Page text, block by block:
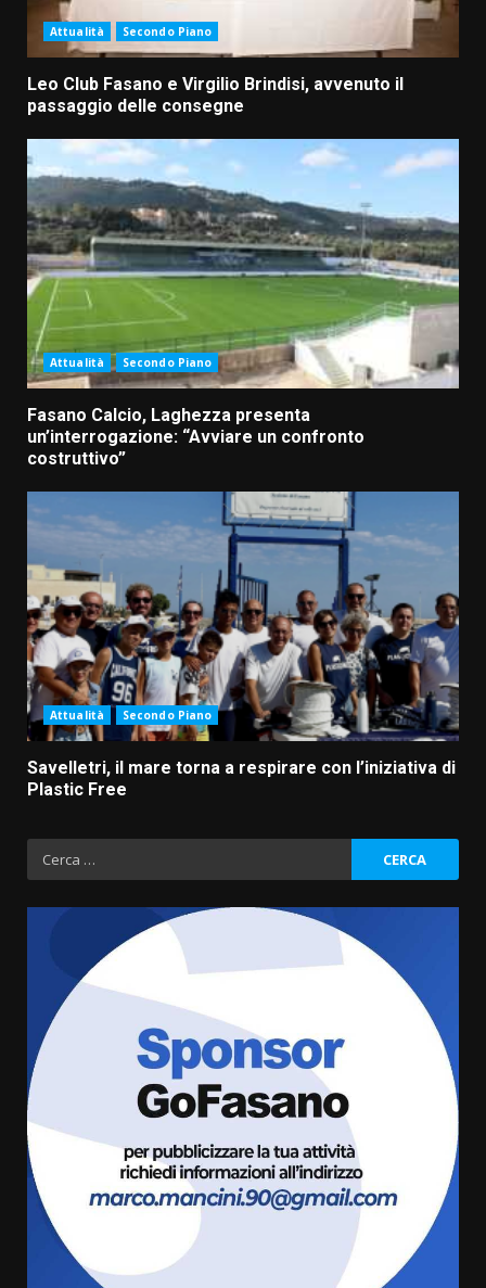
Attualità Secondo Piano
Leo Club Fasano e Virgilio Brindisi, avvenuto il
passaggio delle consegne
Attualità Secondo Piano
Fasano Calcio, Laghezza presenta
un’interrogazione: “Avviare un confronto
costruttivo”
Attualità Secondo Piano
Savelletri, il mare torna a respirare con l’iniziativa di
Plastic Free
Ricerca
per:
3
Fasanese ferito a colpi di arma
6 Agosto 2026 18:13
Carta d’identità: continua il piano
di aperture straordinarie del
6 Agosto 2026 14:16
Grazia Neglia, coordinatrice
cittadina di Fratelli d’Italia,
pronta a tornare in Consiglio
comunale